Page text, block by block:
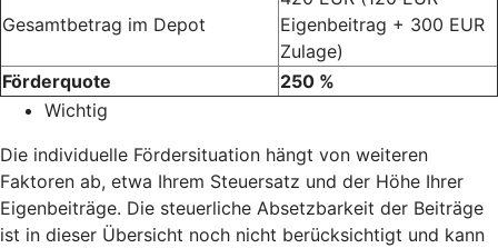
Gesamtbetrag im Depot
Eigenbeitrag + 300 EUR
Zulage)
Förderquote
250 %
Wichtig
Die individuelle Fördersituation hängt von weiteren
Faktoren ab, etwa Ihrem Steuersatz und der Höhe Ihrer
Eigenbeiträge. Die steuerliche Absetzbarkeit der Beiträge
ist in dieser Übersicht noch nicht berücksichtigt und kann